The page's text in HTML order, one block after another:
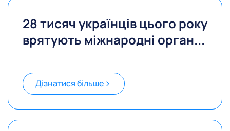
28 тисяч українців цього року
врятують міжнародні орган...
Дізнатися більше